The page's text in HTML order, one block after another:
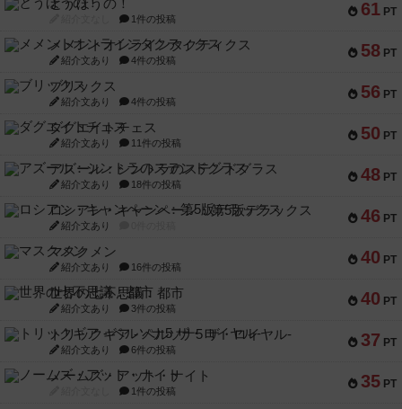
61 PT
とうほうの！
1件の投稿
58 PT
メメントオンラインタクティクス
紹介文あり 4件の投稿
56 PT
ブリックス
紹介文あり 4件の投稿
50 PT
ダグエイトチェス
紹介文あり 11件の投稿
48 PT
アズール：シントラのステンドグラス
紹介文あり 18件の投稿
46 PT
ロシアン・キャンペーン：第5版デラックス
紹介文あり
40 PT
マスクメン
紹介文あり 16件の投稿
40 PT
世界の七不思議：都市
紹介文あり 3件の投稿
37 PT
トリックギア - ペルソナ5 ザ・ロイヤル-
紹介文あり 6件の投稿
35 PT
ノームズ・アット・ナイト
1件の投稿